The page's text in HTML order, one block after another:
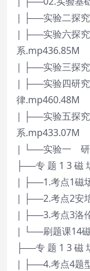
| ├──实验二探
| ├──实验六探
系.mp436.85M
| ├──实验三探
| ├──实验四研
律.mp460.48M
| ├──实验五探
系.mp433.07M
| └──实验一 研
├──专 题 1 3 磁
| ├──1.考点1磁
| ├──2.考点2安
| ├──3.考点3洛
| └──刷题课14
├──专 题 1 3 磁
| ├──4.考点4题